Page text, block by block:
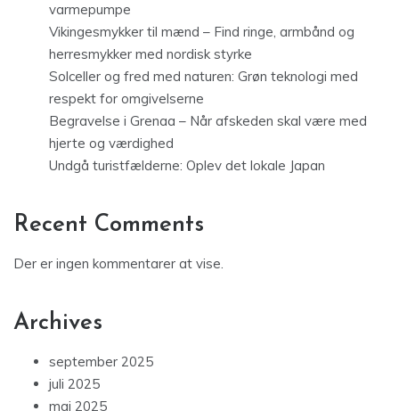
varmepumpe
Vikingesmykker til mænd – Find ringe, armbånd og
herresmykker med nordisk styrke
Solceller og fred med naturen: Grøn teknologi med
respekt for omgivelserne
Begravelse i Grenaa – Når afskeden skal være med
hjerte og værdighed
Undgå turistfælderne: Oplev det lokale Japan
Recent Comments
Der er ingen kommentarer at vise.
Archives
september 2025
juli 2025
maj 2025